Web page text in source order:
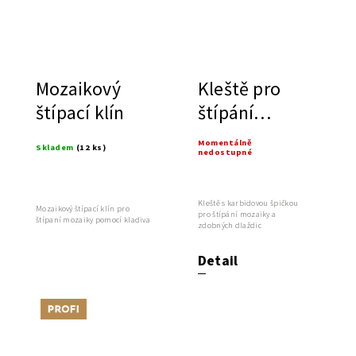
Mozaikový
štípací klín
Skladem (12 ks)
Mozaikový štípací klín pro
štípaní mozaiky pomocí kladiva
Kleště pro
štípání
mozaiky
Momentálně
nedostupné
Detail
Kleště s karbidovou špičkou
pro štípání mozaiky a
zdobných dlaždic
Tip